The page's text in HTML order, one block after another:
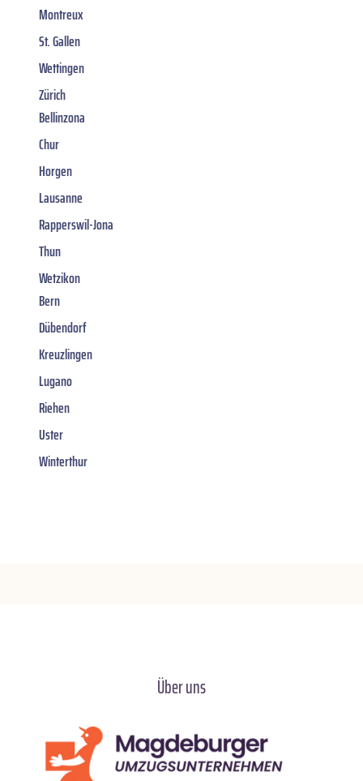
Montreux
St. Gallen
Wettingen
Zürich
Bellinzona
Chur
Horgen
Lausanne
Rapperswil-Jona
Thun
Wetzikon
Bern
Dübendorf
Kreuzlingen
Lugano
Riehen
Uster
Winterthur
Über uns